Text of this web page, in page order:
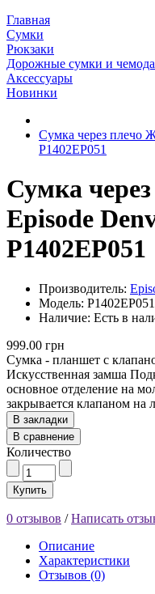
Главная
Сумки
Рюкзаки
Дорожные сумки и
Аксессуары
Новинки
Сумка через плечо
P1402EP051
Сумка
Episode
P1402EP051
Производитель:
Модель: P1402EP051
Наличие: Есть в
999.00 грн
Сумка - планшет с
Искусственная замша
основное отделение на
закрывается клапаном на
В закладки
В сравнение
Количество
Купить
0 отзывов /Написать
Описание
Характеристики
Отзывов (0)